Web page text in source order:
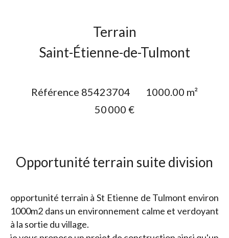
Terrain
Saint-Étienne-de-Tulmont
Référence 85423704 1000.00 m²
50 000 €
Opportunité terrain suite division
opportunité terrain à St Etienne de Tulmont environ
1000m2 dans un environnement calme et verdoyant
à la sortie du village.